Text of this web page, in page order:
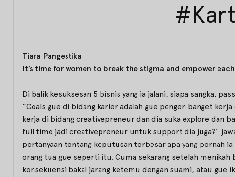
Tiara Pangestika
It’s time for women to break the stigma and empower
Di balik kesuksesan 5 bisnis yang ia jalani, siapa sangka,
“Goals gue di bidang karier adalah gue pengen banget
kerja di bidang creativepreneur dan dia suka explore dan
full time jadi creativepreneur untuk support dia juga?”
pertanyaan tentang keputusan terbesar apa yang pernah
orang tua gue seperti itu. Cuma sekarang setelah
konsekuensi bakal jarang ketemu dengan suami, atau